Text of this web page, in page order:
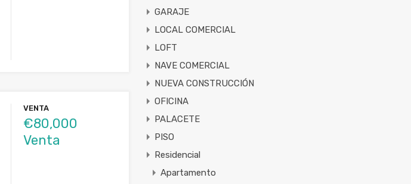
VENTA
€80,000
Venta
GARAJE
LOCAL COMERCIAL
LOFT
NAVE COMERCIAL
NUEVA CONSTRUCCIÓN
OFICINA
PALACETE
PISO
Residencial
Apartamento